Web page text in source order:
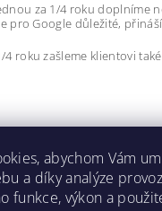
za 1/4 roku doplníme
pro Google důležité,
4 roku zašleme klientovi
abychom Vám
a díky analýze
funkce, výkon a